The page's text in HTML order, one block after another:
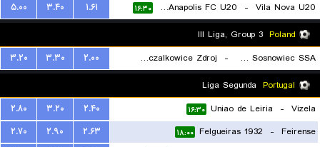
Vila Nova U20
-
Gremio Esportivo Anapolis FC U20 ۱۶:۳۰ ۱.۶۱ ۳.۴۰
۵.۰۰
Poland
Zaglebie Sosnowiec SSA
-
LKS Goczalkowice Zdroj
۱۸:۳۰
۲.۰۰ ۳.۳۰
۳.۲۰
Portugal
Vizela
-
Uniao de Leiria ۱۶:۳۰ ۲.۴۰ ۳.۲۰
۲.۸۰
Feirense
-
Felgueiras 1932 ۱۸:۰۰ ۲.۶۳ ۲.۹۰
۲.۷۰